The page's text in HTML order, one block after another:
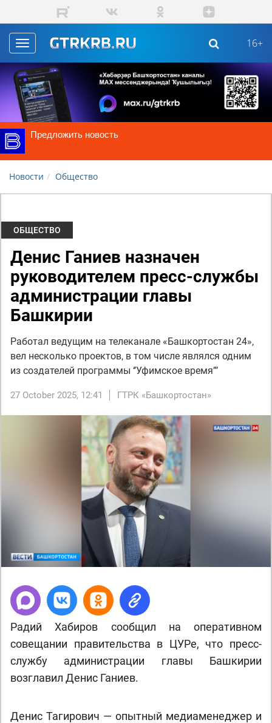
Skip to main content
Toggle
navigation
16+
Предложить новость
Новости Общество
ОБЩЕСТВО
Денис Ганиев назначен
руководителем пресс-службы
администрации главы
Башкирии
Работал ведущим на телеканале «Башкортостан 24»,
вел несколько проектов, в том числе являлся одним
из создателей программы ‘’Уфимское время”’
27 October 2025, 12:41 ГТРК «Башкортостан»
Радий Хабиров сообщил на оперативном
совещании правительства в ЦУРе, что пресс-
службу администрации главы Башкирии
возглавил Денис Ганиев.
Денис Тагирович — опытный медиаменеджер и